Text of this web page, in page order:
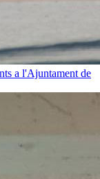
a l'Ajuntament de